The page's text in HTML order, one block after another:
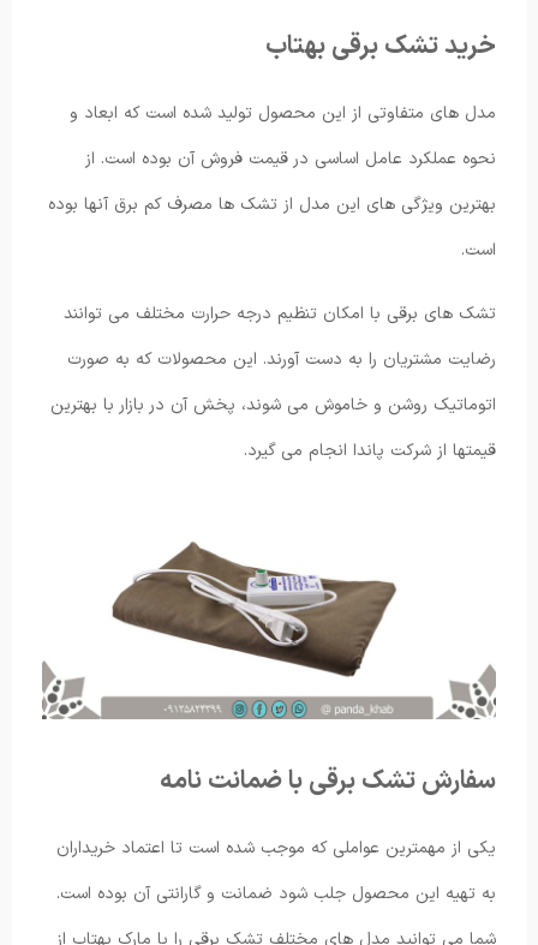
خرید تشک برقی بهتاب
مدل های متفاوتی از این محصول تولید شده است که ابعاد و
نحوه عملکرد عامل اساسی در قیمت فروش آن بوده است. از
بهترین ویژگی های این مدل از تشک ها مصرف کم برق آنها بوده
است.
تشک های برقی با امکان تنظیم درجه حرارت مختلف می ‌توانند
رضایت مشتریان را به دست آورند. این محصولات که به صورت
اتوماتیک روشن و خاموش می شوند، پخش آن در بازار با بهترین
قیمتها از شرکت پاندا انجام می گیرد.
سفارش تشک برقی با ضمانت نامه
یکی از مهمترین عواملی که موجب شده است تا اعتماد خریداران
به تهیه این محصول جلب شود ضمانت و گارانتی آن بوده است.
شما می توانید مدل های مختلف تشک برقی را با مارک بهتاب از